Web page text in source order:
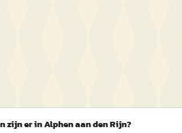
zijn er in Alphen aan den Rijn?